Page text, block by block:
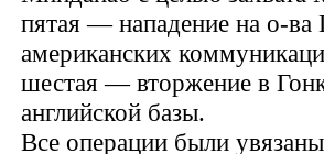
пятая — нападение на о-ва
американских
шестая — вторжение в
английской базы.
Все операции были